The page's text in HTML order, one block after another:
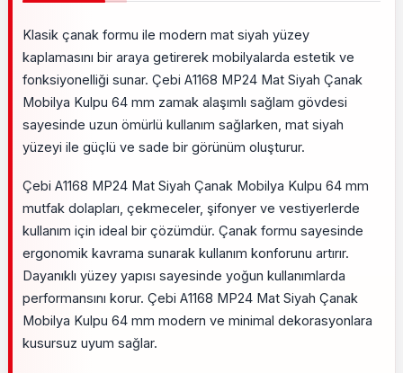
Klasik çanak formu ile modern mat siyah yüzey
kaplamasını bir araya getirerek mobilyalarda estetik ve
fonksiyonelliği sunar. Çebi A1168 MP24 Mat Siyah Çanak
Mobilya Kulpu 64 mm zamak alaşımlı sağlam gövdesi
sayesinde uzun ömürlü kullanım sağlarken, mat siyah
yüzeyi ile güçlü ve sade bir görünüm oluşturur.
Çebi A1168 MP24 Mat Siyah Çanak Mobilya Kulpu 64 mm
mutfak dolapları, çekmeceler, şifonyer ve vestiyerlerde
kullanım için ideal bir çözümdür. Çanak formu sayesinde
ergonomik kavrama sunarak kullanım konforunu artırır.
Dayanıklı yüzey yapısı sayesinde yoğun kullanımlarda
performansını korur. Çebi A1168 MP24 Mat Siyah Çanak
Mobilya Kulpu 64 mm modern ve minimal dekorasyonlara
kusursuz uyum sağlar.